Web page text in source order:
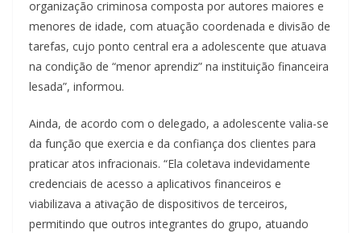
organização criminosa composta por autores maiores e
menores de idade, com atuação coordenada e divisão de
tarefas, cujo ponto central era a adolescente que atuava
na condição de “menor aprendiz” na instituição financeira
lesada”, informou.
Ainda, de acordo com o delegado, a adolescente valia-se
da função que exercia e da confiança dos clientes para
praticar atos infracionais. “Ela coletava indevidamente
credenciais de acesso a aplicativos financeiros e
viabilizava a ativação de dispositivos de terceiros,
permitindo que outros integrantes do grupo, atuando